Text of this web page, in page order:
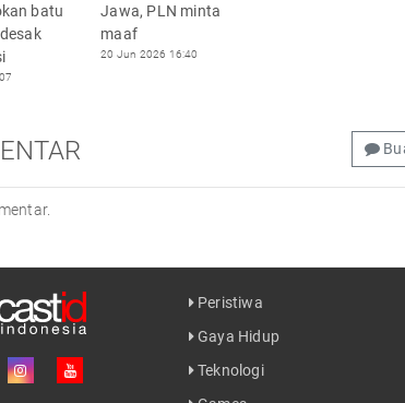
batu
Jawa, PLN minta
maaf
20 Jun 2026 16:40
Peristiwa
Gaya Hidup
Teknologi